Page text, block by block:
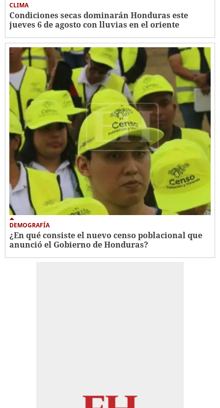
CLIMA
Condiciones secas dominarán Honduras este
jueves 6 de agosto con lluvias en el oriente
DEMOGRAFÍA
¿En qué consiste el nuevo censo poblacional que
anunció el Gobierno de Honduras?